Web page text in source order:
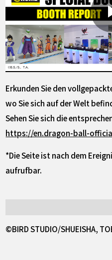
Erkunden Sie den
wo Sie sich auf der Welt
Sehen Sie sich die
https://en.dragon-ball-
*Die Seite ist nach dem
aufrufbar.
©BIRD STUDIO/SHUEISHA,